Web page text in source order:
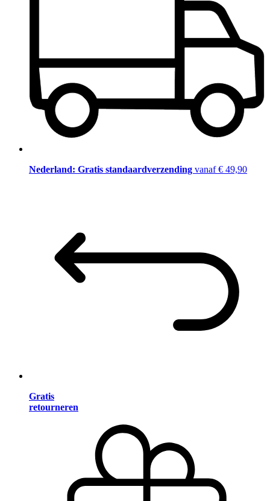
Nederland: Gratis standaardverzending vanaf € 49,90
Gratis
retourneren